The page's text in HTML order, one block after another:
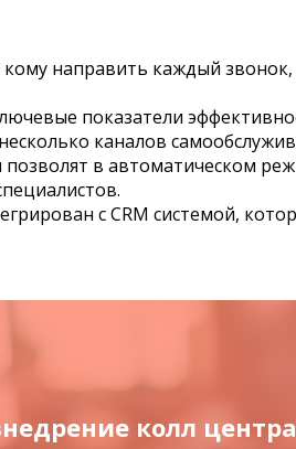
направить каждый
показатели
каналов
в автоматическом
с CRM системой,
колл центра